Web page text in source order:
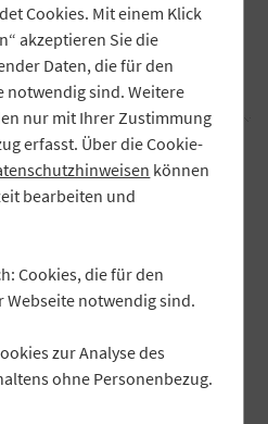
Florian Rentsch,
Zinswende unumgänglich ist.
Omnikanal-Beratung –
umgesetzt
Beratungsstandards für den
stationären Vertrieb. Ziel ist
erhöhen und die Qualität in der
ein neues Level zu heben.
Cookies. Mit einem Klick
akzeptieren Sie die
Daten, die für den
notwendig sind. Weitere
nur mit Ihrer Zustimmung
erfasst. Über die Cookie-
können
bearbeiten und
Cookies, die für den
Webseite notwendig sind.
zur Analyse des
ohne Personenbezug.